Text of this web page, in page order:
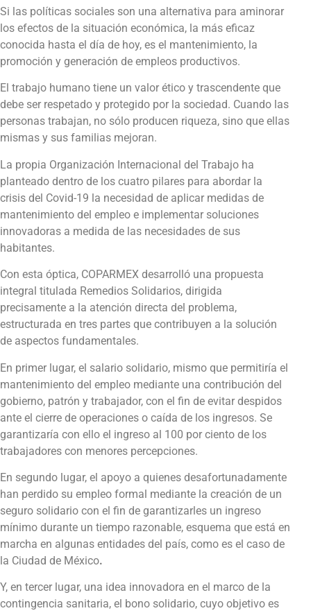
Si las políticas sociales son una alternativa para aminorar
los efectos de la situación económica, la más eficaz
conocida hasta el día de hoy, es el mantenimiento, la
promoción y generación de empleos productivos.
El trabajo humano tiene un valor ético y trascendente que
debe ser respetado y protegido por la sociedad. Cuando las
personas trabajan, no sólo producen riqueza, sino que ellas
mismas y sus familias mejoran.
La propia Organización Internacional del Trabajo ha
planteado dentro de los cuatro pilares para abordar la
crisis del Covid-19 la necesidad de aplicar medidas de
mantenimiento del empleo e implementar soluciones
innovadoras a medida de las necesidades de sus
habitantes.
Con esta óptica, COPARMEX desarrolló una propuesta
integral titulada Remedios Solidarios, dirigida
precisamente a la atención directa del problema,
estructurada en tres partes que contribuyen a la solución
de aspectos fundamentales.
En primer lugar, el salario solidario, mismo que permitiría el
mantenimiento del empleo mediante una contribución del
gobierno, patrón y trabajador, con el fin de evitar despidos
ante el cierre de operaciones o caída de los ingresos. Se
garantizaría con ello el ingreso al 100 por ciento de los
trabajadores con menores percepciones.
En segundo lugar, el apoyo a quienes desafortunadamente
han perdido su empleo formal mediante la creación de un
seguro solidario con el fin de garantizarles un ingreso
mínimo durante un tiempo razonable, esquema que está en
marcha en algunas entidades del país, como es el caso de
la Ciudad de México.
Y, en tercer lugar, una idea innovadora en el marco de la
contingencia sanitaria, el bono solidario, cuyo objetivo es